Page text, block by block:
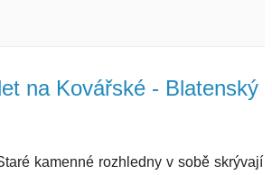
na Kovářské - Blatenský
kamenné rozhledny v sobě skrývají